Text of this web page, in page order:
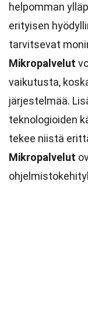
helpomman
erityisen
tarvitsevat
Mikropalvelut
vaikutusta,
järjestelmää.
teknologioiden
tekee niistä
Mikropalvelut